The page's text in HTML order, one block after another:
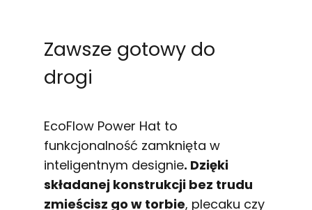
Zawsze gotowy do
drogi
EcoFlow Power Hat to
funkcjonalność zamknięta w
inteligentnym designie. Dzięki
składanej konstrukcji bez trudu
zmieścisz go w torbie, plecaku czy